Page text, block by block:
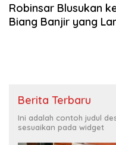
Robinsar Blusukan
Biang Banjir yang
Berita Terbaru
Ini adalah contoh judul
sesuaikan pada widget